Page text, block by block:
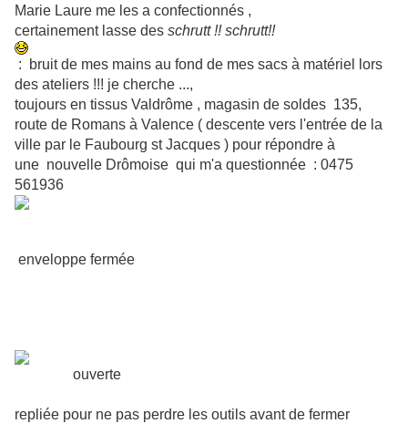
Marie Laure me les a confectionnés ,
certainement lasse des schrutt !! schrutt!!
: bruit de mes mains au fond de mes sacs à matériel lors
des ateliers !!! je cherche ...,
toujours en tissus Valdrôme , magasin de soldes 135,
route de Romans à Valence ( descente vers l'entrée de la
ville par le Faubourg st Jacques ) pour répondre à
une nouvelle Drômoise qui m'a questionnée : 0475
561936
enveloppe fermée
ouverte
repliée pour ne pas perdre les outils avant de fermer